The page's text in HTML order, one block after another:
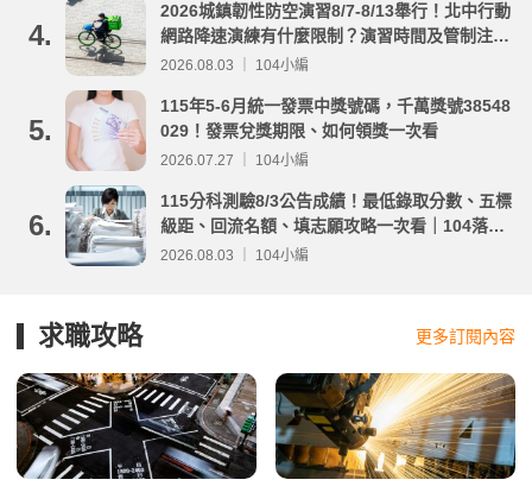
4.
2026城鎮韌性防空演習8/7-8/13舉行！北中行動
網路降速演練有什麼限制？演習時間及管制注意
事項整理
2026.08.03 ｜ 104小編
5.
115年5-6月統一發票中獎號碼，千萬獎號38548
029！發票兌獎期限、如何領獎一次看
2026.07.27 ｜ 104小編
6.
115分科測驗8/3公告成績！最低錄取分數、五標
級距、回流名額、填志願攻略一次看｜104落點
分析
2026.08.03 ｜ 104小編
求職攻略 更多訂閱內容